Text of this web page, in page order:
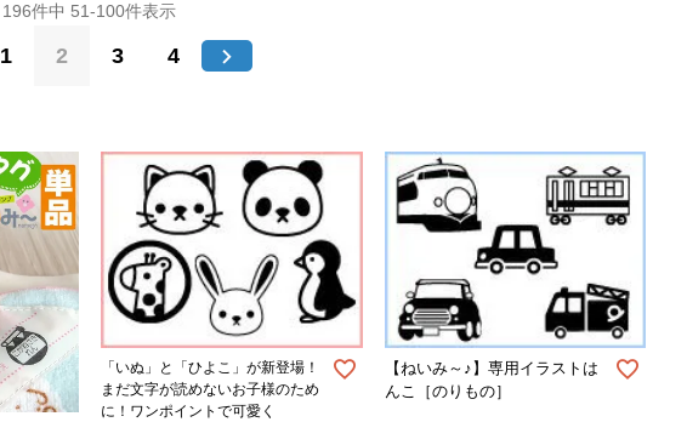
196件中 51-100件表示
1 2 3 4
「いぬ」と「ひよこ」が新登場！
まだ文字が読めないお子様のため
に！ワンポイントで可愛く
【ねいみ～♪】専用イラストは
んこ［のりもの］